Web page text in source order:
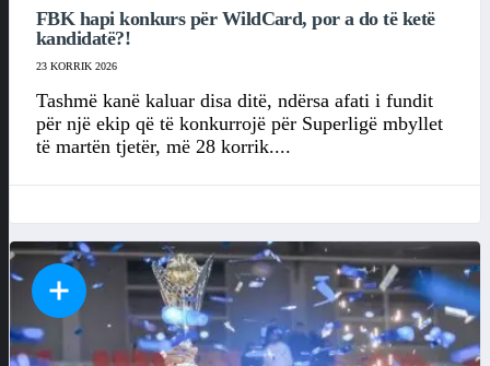
FBK hapi konkurs për WildCard, por a do të ketë
kandidatë?!
23 KORRIK 2026
Tashmë kanë kaluar disa ditë, ndërsa afati i fundit
për një ekip që të konkurrojë për Superligë mbyllet
të martën tjetër, më 28 korrik....